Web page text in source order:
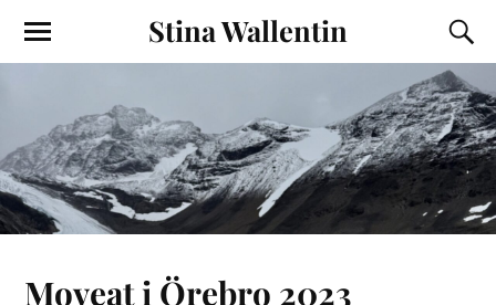
Stina Wallentin
Moveat i Örebro 2023